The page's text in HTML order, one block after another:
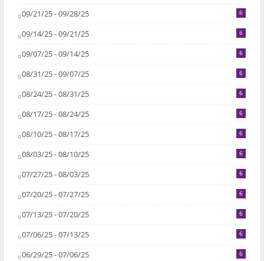
09/21/25 - 09/28/25 6
09/14/25 - 09/21/25 6
09/07/25 - 09/14/25 6
08/31/25 - 09/07/25 6
08/24/25 - 08/31/25 6
08/17/25 - 08/24/25 6
08/10/25 - 08/17/25 6
08/03/25 - 08/10/25 6
07/27/25 - 08/03/25 6
07/20/25 - 07/27/25 6
07/13/25 - 07/20/25 6
07/06/25 - 07/13/25 6
06/29/25 - 07/06/25 6